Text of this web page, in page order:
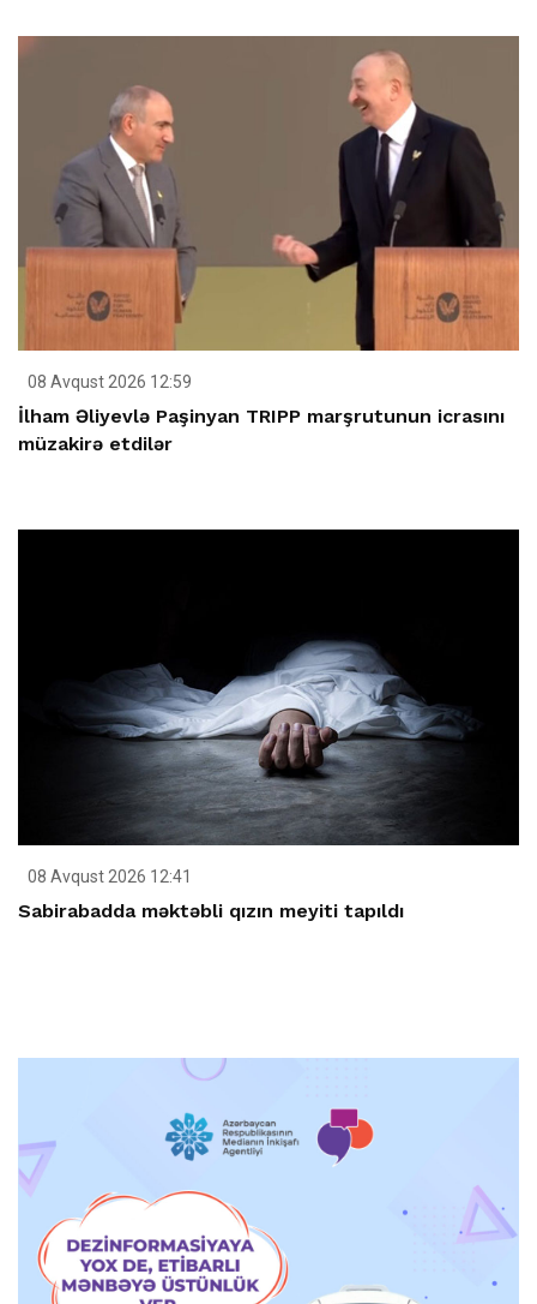
08 Avqust 2026 12:59
İlham Əliyevlə Paşinyan TRIPP marşrutunun icrasını
müzakirə etdilər
08 Avqust 2026 12:41
Sabirabadda məktəbli qızın meyiti tapıldı